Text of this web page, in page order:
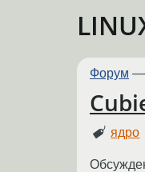
Форум —
ядро